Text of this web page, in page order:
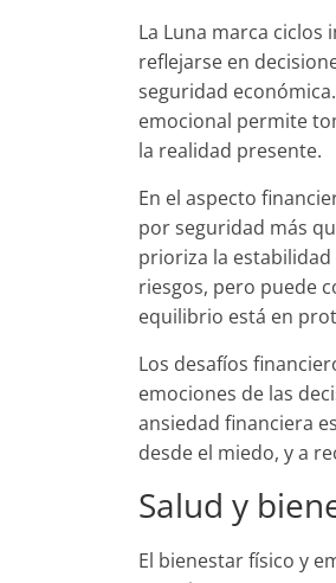
La Luna marca
reflejarse en
seguridad
emocional permite
la realidad presente.
En el aspecto
por seguridad más
prioriza la
riesgos, pero puede
equilibrio está en
Los desafíos
emociones de las
ansiedad financiera
desde el miedo, y a
Salud y
El bienestar físico y